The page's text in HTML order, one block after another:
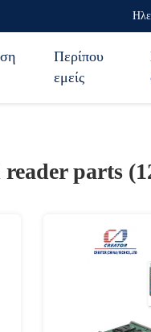
Περίπου
εμείς
parts